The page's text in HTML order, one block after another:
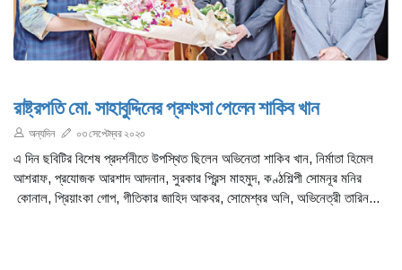
রাষ্ট্রপতি মো. সাহাবুদ্দিনের প্রশংসা পেলেন শাকিব খান
অন্যদিন ০৩ সেপ্টেম্বর ২০২৩
এ দিন ছবিটির বিশেষ প্রদর্শনীতে উপস্থিত ছিলেন অভিনেতা শাকিব খান, নির্মাতা হিমেল
আশরাফ, প্রযোজক আরশাদ আদনান, সুরকার প্রিন্স মাহমুদ, কণ্ঠশিল্পী সোমনূর মনির
কোনাল, প্রিয়াংকা গোপ, গীতিকার জাহিদ আকবর, সোমেশ্বর অলি, অভিনেত্রী তারিন...